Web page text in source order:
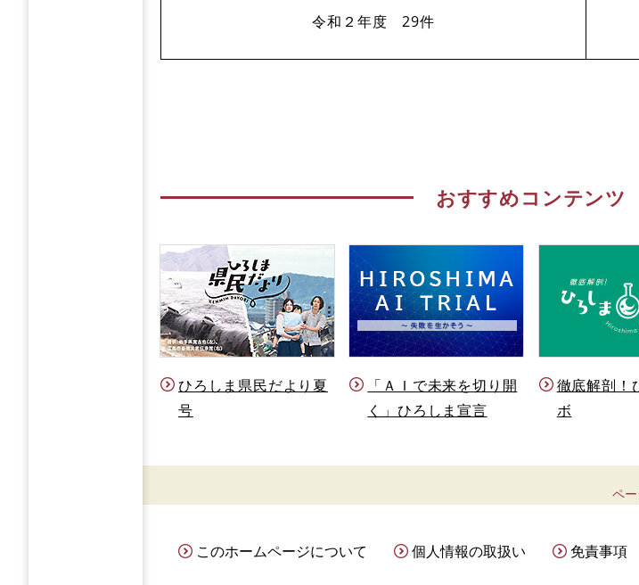
令和２年度 29件
おすすめコンテンツ
ひろしま県民だより夏
号
「ＡＩで未来を切り開
く」ひろしま宣言
徹底解剖！
ボ
ペ
このホームページについて 個人情報の取扱い 免責事項